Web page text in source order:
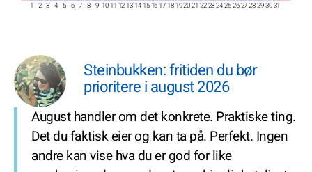
1 2 3 4 5 6 7 8 9 10 11 12 13 14 15 16 17 18 192021 22232425262728293031
Steinbukken: fritiden du bør
prioritere i august 2026
August handler om det konkrete. Praktiske ting.
Det du faktisk eier og kan ta på. Perfekt. Ingen
andre kan vise hva du er god for like